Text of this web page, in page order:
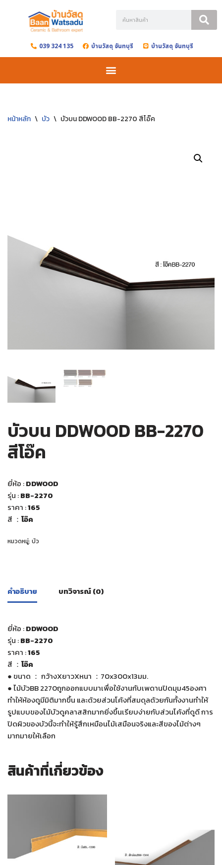
content 039 324 135 บ้านวัสดุ จันทบุรี บ้านวัสดุ จันทบุรี
หน้าหลัก \ บัว \ บัวบน DDWOOD BB-2270 สีโอ๊ค
บัวบน DDWOOD BB-2270
สีโอ๊ค
ยี่ห้อ :DDWOOD
รุ่น :BB-2270
ราคา :165
สี ： โอ๊ค
หมวดหมู่: บัว
คำอธิบาย บทวิจารณ์ (0)
ยี่ห้อ :DDWOOD
รุ่น :BB-2270
ราคา :165
สี ： โอ๊ค
● ขนาด ： กว้างXยาวXหนา ：70x300x13มม.
● ไม้บัวBB 2270ถูกออกแบบมาเพื่อใช้งานกับเพดานปิดมุม45องศา
ทำให้ห้องดูมีมิติมากขึ้น และด้วยส่วนโค้งที่สมดุลด้วยกันทั้งงานทำให้
รูปแบบของไม้บัวดูคลาสสิกมากยิ่งขึ้นเรียบง่ายกับส่วนโค้งที่ดูดี การ
ปิดผิวของบัวนี้จะทำให้รู้สึกเหมือนไม้เสมือนจริงและสีของไม้ต่างๆ
มากมายให้เลือก
สินค้าที่เกี่ยวข้อง